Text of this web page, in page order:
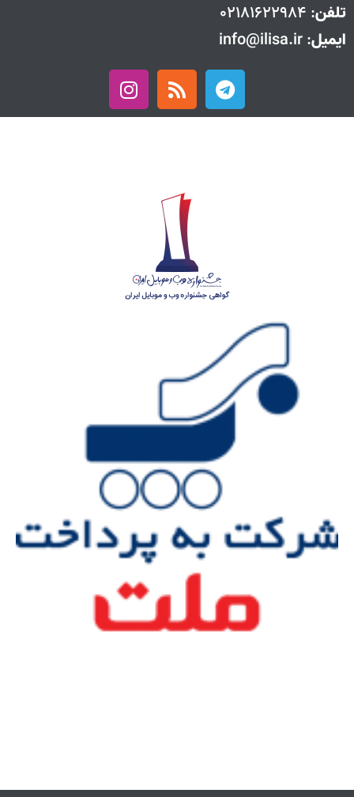
تلفن: 02181622984
ایمیل: info@ilisa.ir